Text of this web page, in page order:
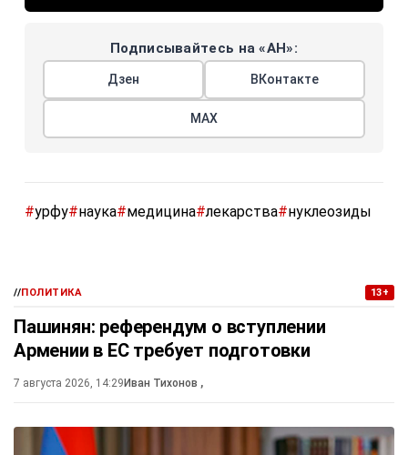
Подписывайтесь на «АН»:
Дзен ВКонтакте
МАХ
#урфу#наука#медицина#лекарства#нуклеозиды
//ПОЛИТИКА 13+
Пашинян: референдум о вступлении
Армении в ЕС требует подготовки
7 августа 2026, 14:29 Иван Тихонов ,